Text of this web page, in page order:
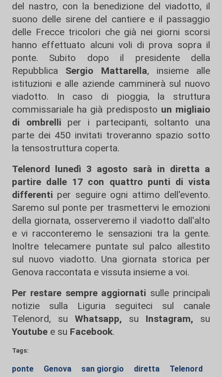
del nastro, con la benedizione del viadotto, il
suono delle sirene del cantiere e il passaggio
delle Frecce tricolori che già nei giorni scorsi
hanno effettuato alcuni voli di prova sopra il
ponte. Subito dopo il presidente della
Repubblica Sergio Mattarella, insieme alle
istituzioni e alle aziende camminerà sul nuovo
viadotto. In caso di pioggia, la struttura
commissariale ha già predisposto un migliaio
di ombrelli per i partecipanti, soltanto una
parte dei 450 invitati troveranno spazio sotto
la tensostruttura coperta.
Telenord lunedì 3 agosto sarà in diretta a
partire dalle 17 con quattro punti di vista
differenti per seguire ogni attimo dell'evento.
Saremo sul ponte per trasmettervi le emozioni
della giornata, osserveremo il viadotto dall'alto
e vi racconteremo le sensazioni tra la gente.
Inoltre telecamere puntate sul palco allestito
sul nuovo viadotto. Una giornata storica per
Genova raccontata e vissuta insieme a voi.
Per restare sempre aggiornati sulle principali
notizie sulla Liguria seguiteci sul canale
Telenord, su
Whatsapp, su Instagram, su
Youtube e su Facebook.
Tags:
ponte Genova san giorgio diretta
Telenord